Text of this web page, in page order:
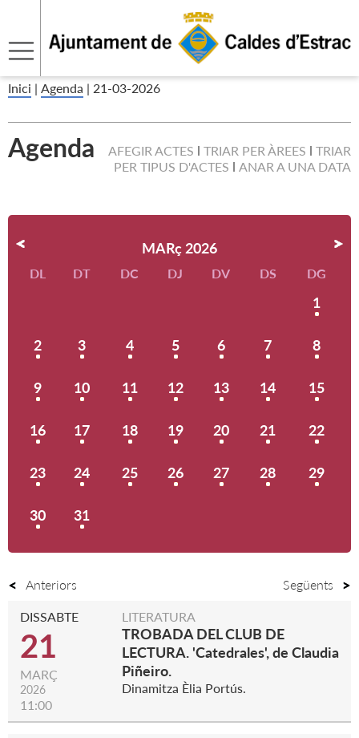
Inici | Agenda | 21-03-2026
Agenda AFEGIR ACTES TRIAR PER ÀREES
TRIAR
PER TIPUS D'ACTES
ANAR A UNA DATA
MARç 2026
DL DT DC DJ DV DS DG
1
2 3 4 5 6 7 8
9 10 11 12 13 14 15
16 17 18 19 20 21 22
23 24 25 26 27 28 29
30 31
Anteriors Següents
DISSABTE
21
MARÇ
2026
11:00
LITERATURA
TROBADA DEL CLUB DE
LECTURA. 'Catedrales', de Claudia
Piñeiro.
Dinamitza Èlia Portús.